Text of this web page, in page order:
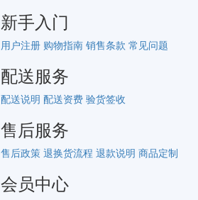
新手入门
用户注册 购物指南 销售条款 常见问题
配送服务
配送说明 配送资费 验货签收
售后服务
售后政策 退换货流程 退款说明 商品定制
会员中心